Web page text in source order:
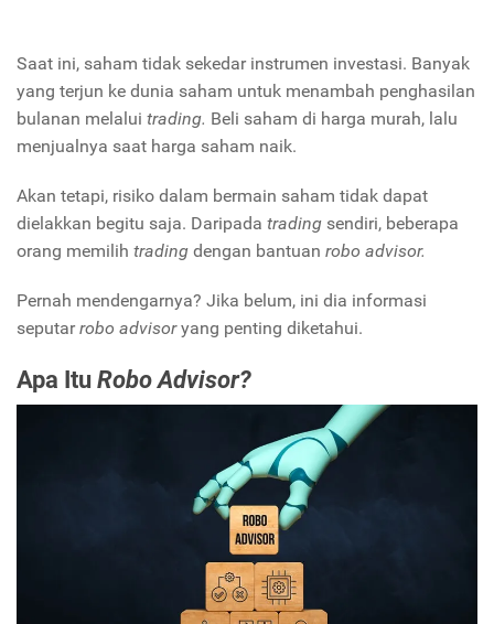
Saat ini, saham tidak sekedar instrumen investasi. Banyak
yang terjun ke dunia saham untuk menambah penghasilan
bulanan melalui trading. Beli saham di harga murah, lalu
menjualnya saat harga saham naik.
Akan tetapi, risiko dalam bermain saham tidak dapat
dielakkan begitu saja. Daripada trading sendiri, beberapa
orang memilih trading dengan bantuan robo advisor.
Pernah mendengarnya? Jika belum, ini dia informasi
seputarrobo advisoryang penting diketahui.
Apa ItuRobo Advisor?